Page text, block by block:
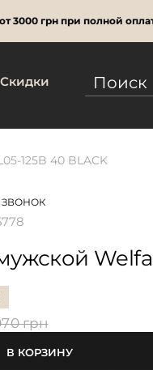
3000 грн при полной
Скидки
125B 40 BLACK
грн
В КОРЗИНУ